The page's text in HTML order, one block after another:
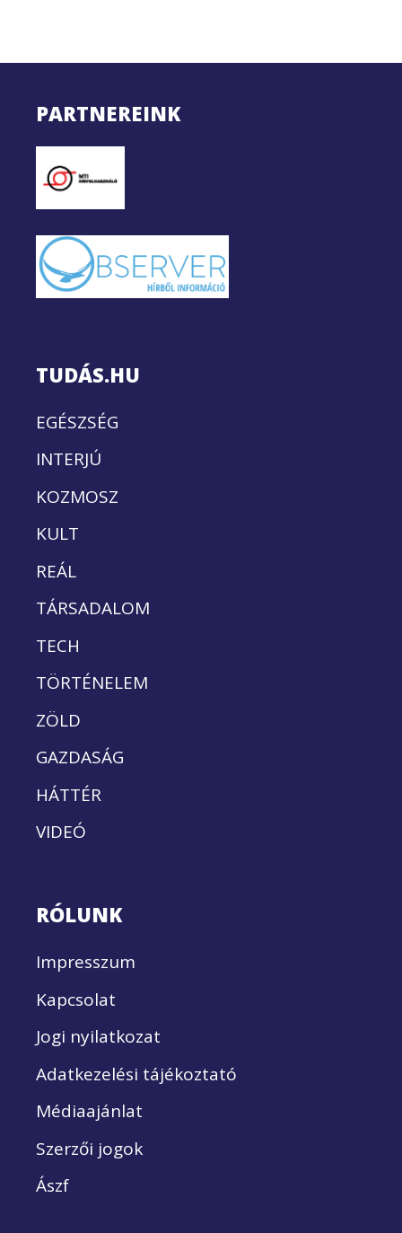
PARTNEREINK
TUDÁS.HU
EGÉSZSÉG
INTERJÚ
KOZMOSZ
KULT
REÁL
TÁRSADALOM
TECH
TÖRTÉNELEM
ZÖLD
GAZDASÁG
HÁTTÉR
VIDEÓ
RÓLUNK
Impresszum
Kapcsolat
Jogi nyilatkozat
Adatkezelési tájékoztató
Médiaajánlat
Szerzői jogok
Ászf